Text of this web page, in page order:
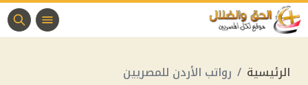
الرئيسية رواتب الأردن للمصريين